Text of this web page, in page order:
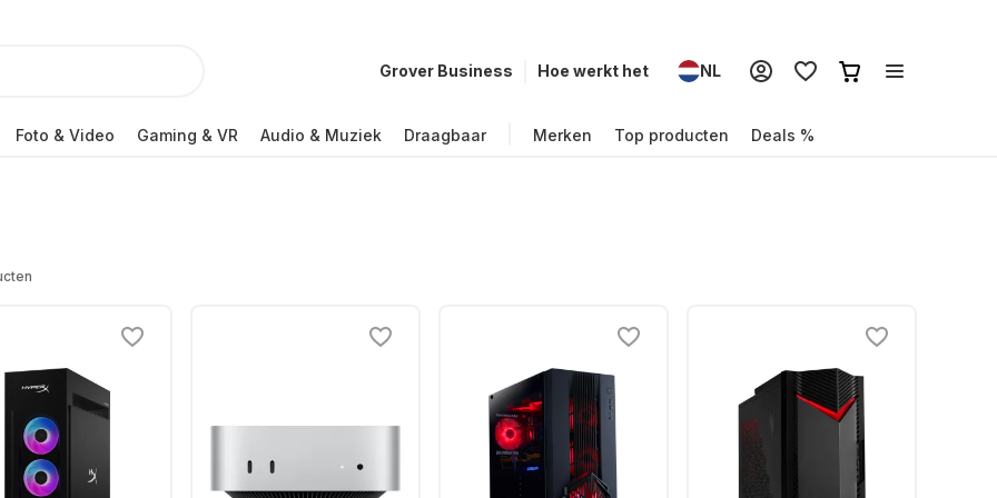
Grover Business Hoe werkt het NL
Foto & Video Gaming & VR Audio & Muziek Draagbaar Merken Top producten Deals %